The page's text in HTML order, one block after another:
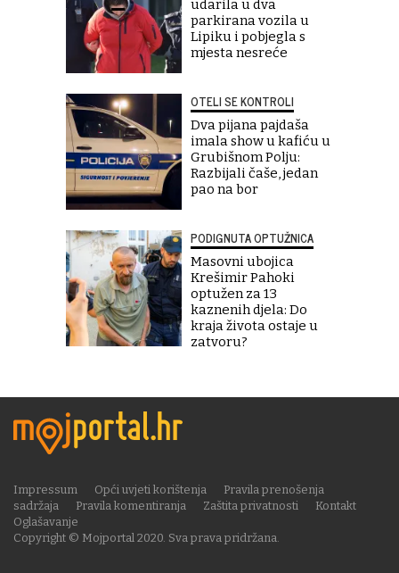
udarila u dva
parkirana vozila u
Lipiku i pobjegla s
mjesta nesreće
OTELI SE KONTROLI
Dva pijana pajdaša
imala show u kafiću u
Grubišnom Polju:
Razbijali čaše, jedan
pao na bor
PODIGNUTA OPTUŽNICA
Masovni ubojica
Krešimir Pahoki
optužen za 13
kaznenih djela: Do
kraja života ostaje u
zatvoru?
Copyright © Mojportal 2020. Sva prava pridržana.
Impressum Opći uvjeti korištenja
Pravila prenošenja
sadržaja
Pravila komentiranja Zaštita privatnosti
Kontakt
Oglašavanje